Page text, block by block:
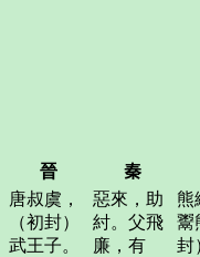
晉 秦
唐叔虞，
（初封）
武王子。
惡來，助
紂。父飛
廉，有
熊
鬻
封